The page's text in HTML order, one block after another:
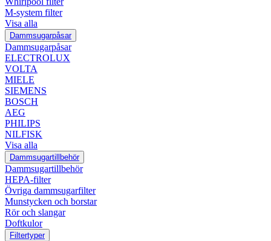
M-system filter
Visa alla
Dammsugarpåsar
Dammsugarpåsar
ELECTROLUX
VOLTA
MIELE
SIEMENS
BOSCH
AEG
PHILIPS
NILFISK
Visa alla
Dammsugartillbehör
Dammsugartillbehör
HEPA-filter
Övriga dammsugarfilter
Munstycken och borstar
Rör och slangar
Doftkulor
Filtertyper